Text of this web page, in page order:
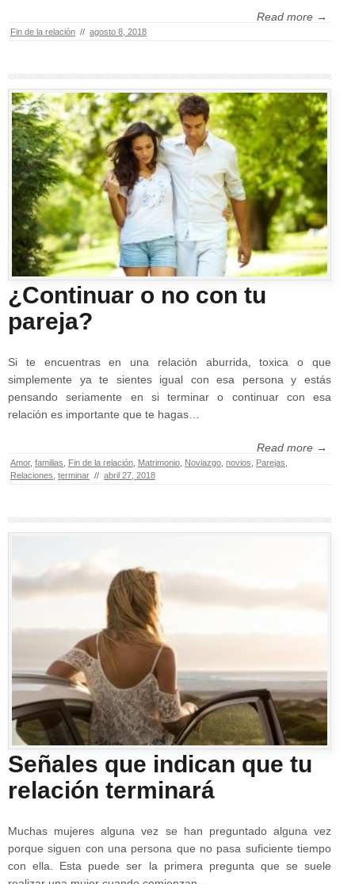
Read more →
Fin de la relación // agosto 8, 2018
¿Continuar o no con tu
pareja?
Si te encuentras en una relación aburrida, toxica o que
simplemente ya te sientes igual con esa persona y estás
pensando seriamente en si terminar o continuar con esa
relación es importante que te hagas…
Read more →
Amor, familias Fin de la relación Matrimonio Noviazgo novios Parejas
Relaciones terminar // abril 27, 2018
Señales que indican que tu
relación terminará
Muchas mujeres alguna vez se han preguntado alguna vez
porque siguen con una persona que no pasa suficiente tiempo
con ella. Esta puede ser la primera pregunta que se suele